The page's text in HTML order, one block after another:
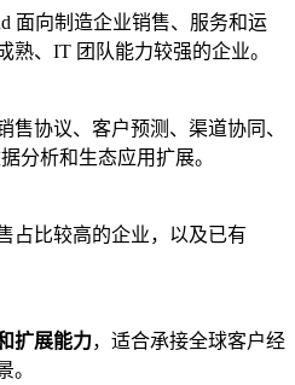
面向制造企业销售、服务和运
熟、IT 团队能力较强的企业。
售协议、客户预测、渠道协同、
分析和生态应用扩展。
占比较高的企业，以及已有
扩展能力，适合承接全球客户经
。